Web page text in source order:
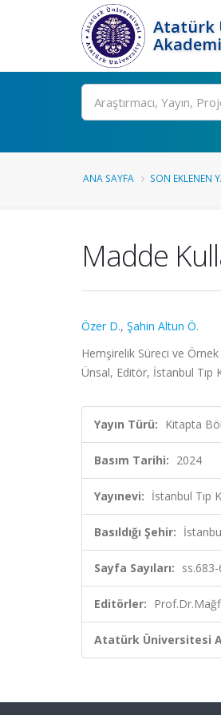
Atatürk
Ara
ANA SAYFA SON EKLENEN
Madde
Özer D., Şahin Altun Ö.
Hemşirelik Süreci ve
Ünsal, Editör, İstanbul Tıp
Yayın Türü: Kitapta
Basım Tarihi: 2024
Yayınevi: İstanbul Tıp
Basıldığı Şehir:
Sayfa Sayıları:
Editörler:
Atatürk Üniversitesi